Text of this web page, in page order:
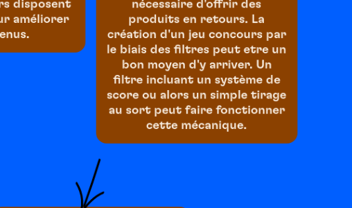
disposent
améliorer
nécessaire d'offrir des
produits en retours. La
création d'un jeu concours par
le biais des filtres peut etre un
bon moyen d'y arriver. Un
filtre incluant un système de
score ou alors un simple tirage
au sort peut faire fonctionner
cette mécanique.